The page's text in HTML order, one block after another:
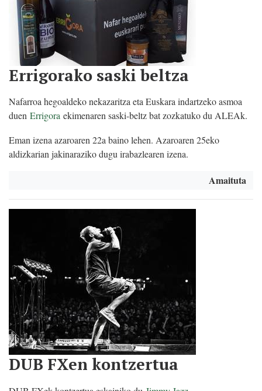
Errigorako saski beltza
Nafarroa hegoaldeko nekazaritza eta Euskara indartzeko asmoa
duen Errigora ekimenaren saski-beltz bat zozkatuko du ALEAk.
Eman izena azaroaren 22a baino lehen. Azaroaren 25eko
aldizkarian jakinaraziko dugu irabazlearen izena.
Amaituta
DUB FXen kontzertua